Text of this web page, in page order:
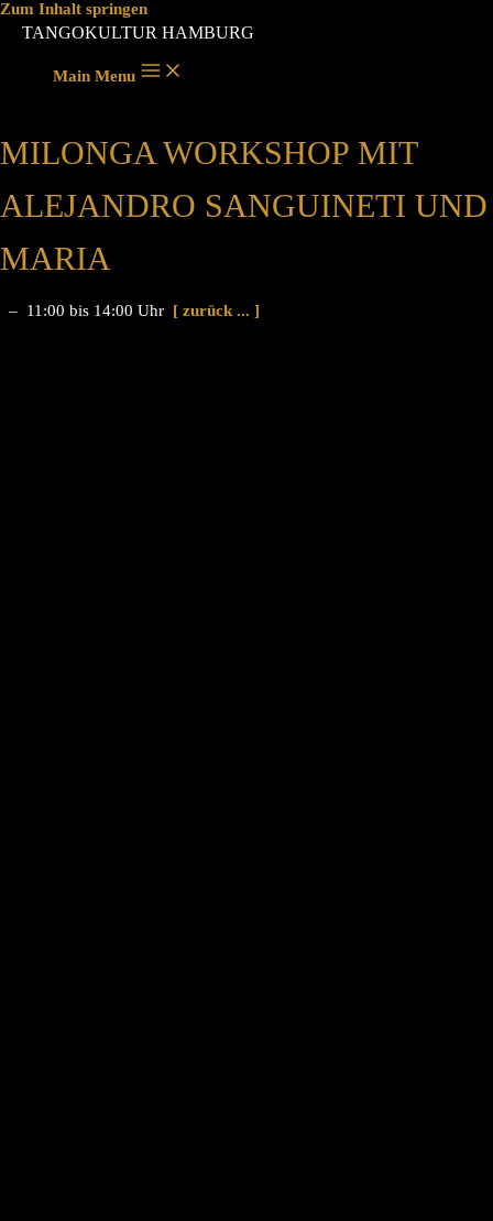
Zum Inhalt springen
TANGOKULTUR HAMBURG
Main Menu
MILONGA WORKSHOP MIT
ALEJANDRO SANGUINETI UND
MARIA
– 11:00 bis 14:00 Uhr [ zurück ... ]